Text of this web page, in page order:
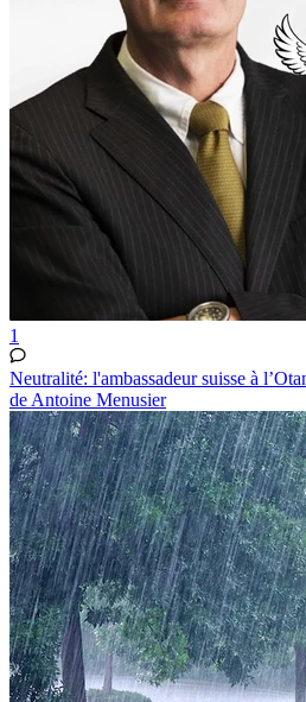
1
Neutralité: l'ambassadeur suisse à
de Antoine Menusier